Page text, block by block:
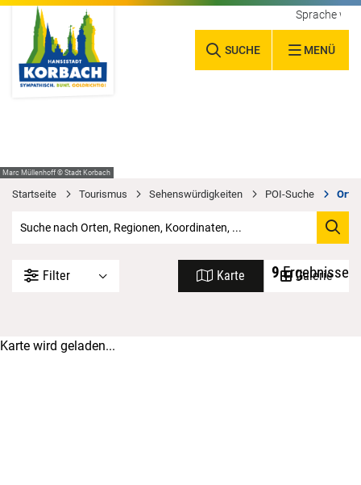
SUCHE MENÜ
Sprache
Marc Müllenhoff © Stadt Korbach
Startseite Tourismus Sehenswürdigkeiten POI-Suche Orte
Filter Karte Galerie
9Ergebnisse
Karte wird geladen...